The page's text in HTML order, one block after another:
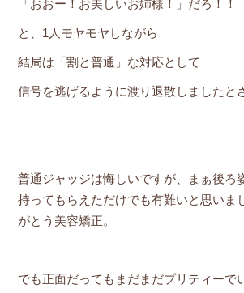
「おおー！お美しいお姉様！」だろ！！
と、1人モヤモヤしながら
結局は「割と普通」な対応として
信号を逃げるように渡り退散しましたと
普通ジャッジは悔しいですが、まぁ後ろ
持ってもらえただけでも有難いと思いま
がとう美容矯正。
でも正面だってもまだまだプリティーで